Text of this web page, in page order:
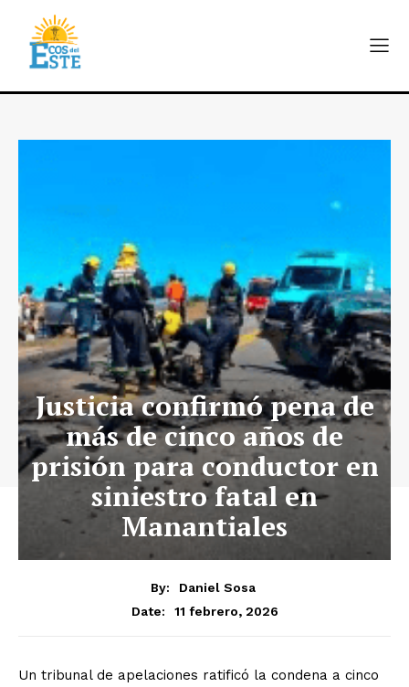
Justicia confirmó pena de
más de cinco años de
prisión para conductor en
siniestro fatal en
Manantiales
By:
Daniel Sosa
Date:
11 febrero, 2026
Un tribunal de apelaciones ratificó la condena a cinco